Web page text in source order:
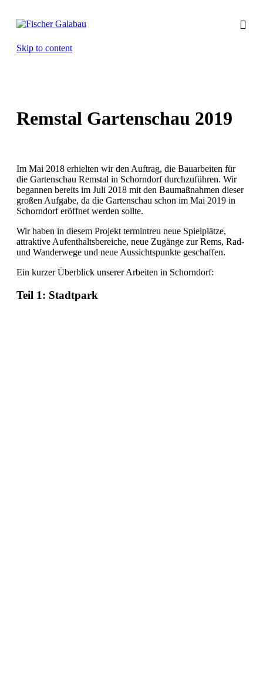
Skip to content
Remstal Gartenschau 2019
Im Mai 2018 erhielten wir den Auftrag, die Bauarbeiten für
die Gartenschau Remstal in Schorndorf durchzuführen. Wir
begannen bereits im Juli 2018 mit den Baumaßnahmen dieser
großen Aufgabe, da die Gartenschau schon im Mai 2019 in
Schorndorf eröffnet werden sollte.
Wir haben in diesem Projekt termintreu neue Spielplätze,
attraktive Aufenthaltsbereiche, neue Zugänge zur Rems, Rad-
und Wanderwege und neue Aussichtspunkte geschaffen.
Ein kurzer Überblick unserer Arbeiten in Schorndorf:
Teil 1: Stadtpark